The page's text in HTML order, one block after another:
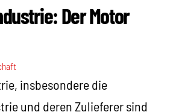
Der Motor
insbesondere die
und deren Zulieferer sind